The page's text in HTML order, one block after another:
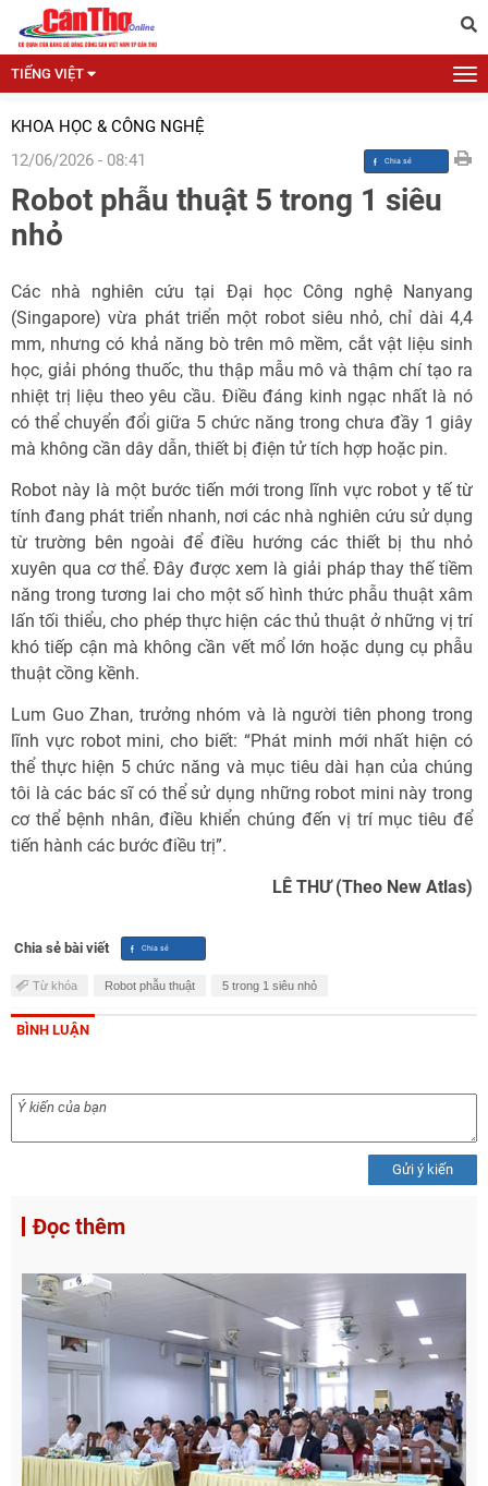
TIẾNG VIỆT
KHOA HỌC & CÔNG NGHỆ
12/06/2026 - 08:41
Robot phẫu thuật 5 trong 1 siêu
nhỏ
Các nhà nghiên cứu tại Đại học Công nghệ Nanyang
(Singapore) vừa phát triển một robot siêu nhỏ, chỉ dài 4,4
mm, nhưng có khả năng bò trên mô mềm, cắt vật liệu sinh
học, giải phóng thuốc, thu thập mẫu mô và thậm chí tạo ra
nhiệt trị liệu theo yêu cầu. Điều đáng kinh ngạc nhất là nó
có thể chuyển đổi giữa 5 chức năng trong chưa đầy 1 giây
mà không cần dây dẫn, thiết bị điện tử tích hợp hoặc pin.
Robot này là một bước tiến mới trong lĩnh vực robot y tế từ
tính đang phát triển nhanh, nơi các nhà nghiên cứu sử dụng
từ trường bên ngoài để điều hướng các thiết bị thu nhỏ
xuyên qua cơ thể. Đây được xem là giải pháp thay thế tiềm
năng trong tương lai cho một số hình thức phẫu thuật xâm
lấn tối thiểu, cho phép thực hiện các thủ thuật ở những vị trí
khó tiếp cận mà không cần vết mổ lớn hoặc dụng cụ phẫu
thuật cồng kềnh.
Lum Guo Zhan, trưởng nhóm và là người tiên phong trong
lĩnh vực robot mini, cho biết: “Phát minh mới nhất hiện có
thể thực hiện 5 chức năng và mục tiêu dài hạn của chúng
tôi là các bác sĩ có thể sử dụng những robot mini này trong
cơ thể bệnh nhân, điều khiển chúng đến vị trí mục tiêu để
tiến hành các bước điều trị”.
LÊ THƯ (Theo New Atlas)
Chia sẻ bài viết
Từ khóa Robot phẫu thuật 5 trong 1 siêu nhỏ
BÌNH LUẬN
Gửi ý kiến
Đọc thêm